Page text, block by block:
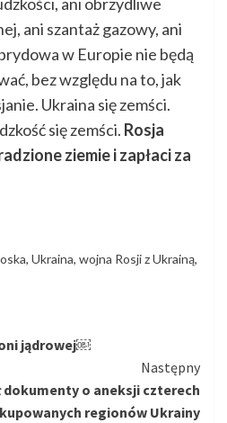
ani szantaż gazowy, ani
w Europie nie będą
bez względu na to, jak
Ukraina się zemści.
się zemści. Rosja
ziemie i zapłaci za
, Ukraina, wojna Rosji z Ukrainą,
jądrowej￼
Następny
dokumenty o aneksji czterech
regionów Ukrainy